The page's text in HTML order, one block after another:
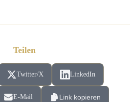
Teilen
Twitter/X LinkedIn
E-Mail Link kopieren